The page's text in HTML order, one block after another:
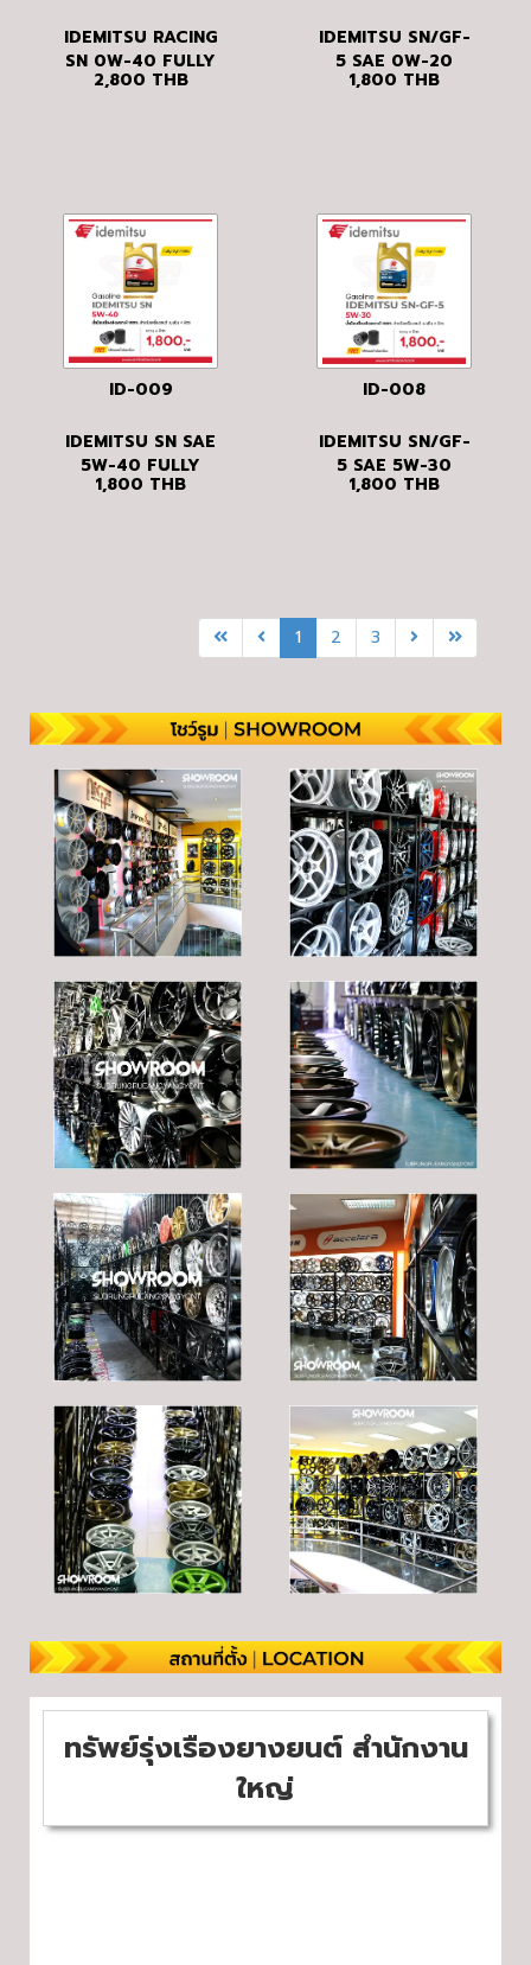
IDEMITSU RACING
SN 0W-40 FULLY
SYNTHETIC
2,800 THB
IDEMITSU SN/GF-
5 SAE 0W-20
FULLY
1,800 THB
ID-009
IDEMITSU SN SAE
5W-40 FULLY
SYNTHETIC
1,800 THB
ID-008
IDEMITSU SN/GF-
5 SAE 5W-30
FULLY
1,800 THB
1 2 3
ทรัพย์รุ่งเรืองยางยนต์ สำนักงาน
ใหญ่